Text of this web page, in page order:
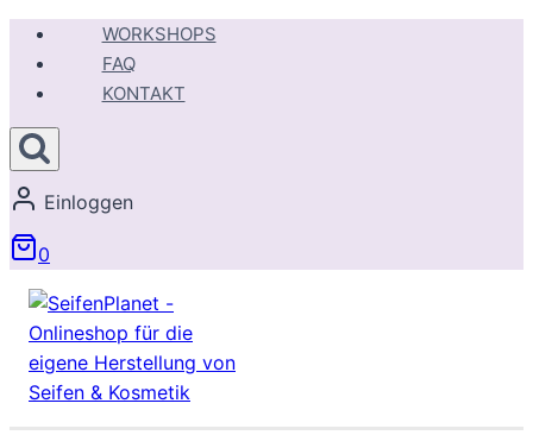
Zum
Inhalt
springen
WORKSHOPS
FAQ
KONTAKT
Einloggen
0